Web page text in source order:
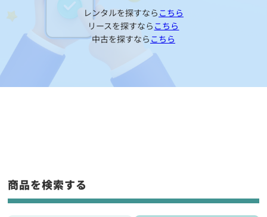
レンタルを探すなら こちら
リースを探すなら こちら
中古を探すなら こちら
商品を検索する